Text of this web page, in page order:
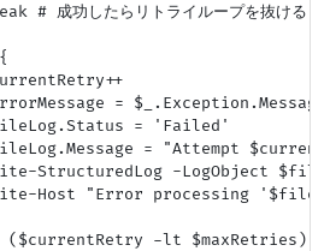
# 成功したらリトライループを抜ける
= $_.Exception.Message
= 'Failed'
= "Attempt
StructuredLog -LogObject
Host "Error processing
-lt $maxRetries) {